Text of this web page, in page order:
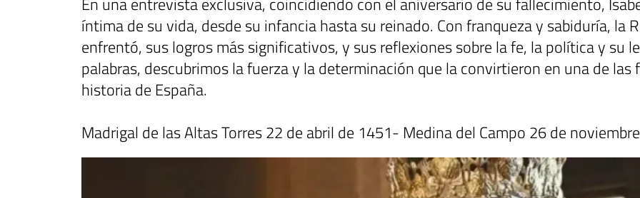
íntima de su vida, desde su infancia hasta su reinado. Con franqueza y sabiduría, la
enfrentó, sus logros más significativos, y sus reflexiones sobre la fe, la política y su
palabras, descubrimos la fuerza y la determinación que la convirtieron en una de
historia de España.
Madrigal de las Altas Torres 22 de abril de 1451- Medina del Campo 26 de